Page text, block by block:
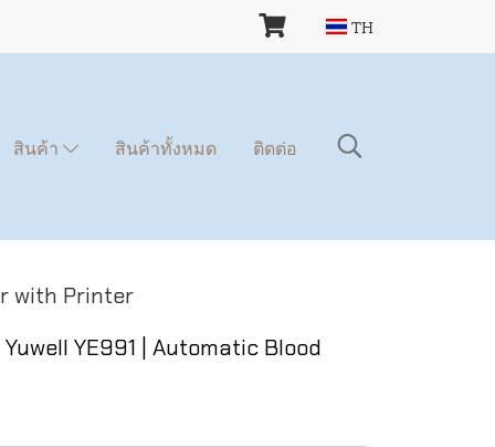
TH
สินค้า สินค้าทั้งหมด ติดต่อ
with Printer
YE991 | Automatic Blood